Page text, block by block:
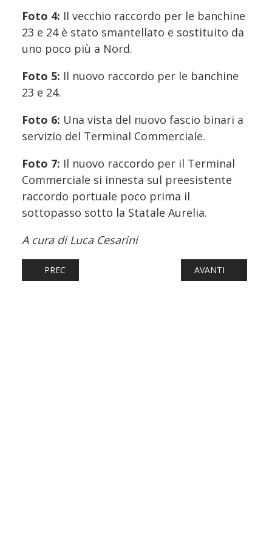
Foto 4: Il vecchio raccordo per le banchine
23 e 24 è stato smantellato e sostituito da
uno poco più a Nord.
Foto 5: Il nuovo raccordo per le banchine
23 e 24.
Foto 6: Una vista del nuovo fascio binari a
servizio del Terminal Commerciale.
Foto 7: Il nuovo raccordo per il Terminal
Commerciale si innesta sul preesistente
raccordo portuale poco prima il
sottopasso sotto la Statale Aurelia.
A cura di Luca Cesarini
ARTICOLO PRECEDENTE: FERROVIE: MODIFICHE ALLA
PREC ARTICOLO
AVANTI